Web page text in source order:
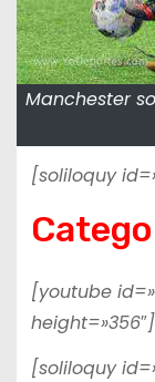
Manchester
[soliloquy
[youtube
height=»356″]
[soliloquy